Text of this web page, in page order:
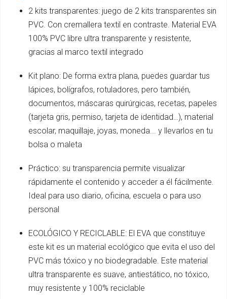
2 kits transparentes: juego de 2 kits transparentes sin
PVC. Con cremallera textil en contraste. Material EVA
100% PVC libre ultra transparente y resistente,
gracias al marco textil integrado
Kit plano: De forma extra plana, puedes guardar tus
lápices, bolígrafos, rotuladores, pero también,
documentos, máscaras quirúrgicas, recetas, papeles
(tarjeta gris, permiso, tarjeta de identidad…), material
escolar, maquillaje, joyas, moneda... y llevarlos en tu
bolsa o maleta
Práctico: su transparencia permite visualizar
rápidamente el contenido y acceder a él fácilmente.
Ideal para uso diario, oficina, escuela o para uso
personal
ECOLÓGICO Y RECICLABLE: El EVA que constituye
este kit es un material ecológico que evita el uso del
PVC más tóxico y no biodegradable. Este material
ultra transparente es suave, antiestático, no tóxico,
muy resistente y 100% reciclable